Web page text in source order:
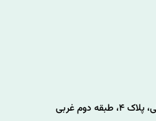
دوم غربی